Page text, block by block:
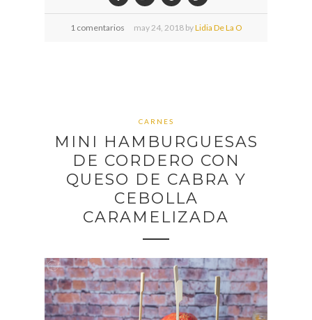
1 comentarios may 24, 2018 byLidia De La O
CARNES
MINI HAMBURGUESAS
DE CORDERO CON
QUESO DE CABRA Y
CEBOLLA
CARAMELIZADA